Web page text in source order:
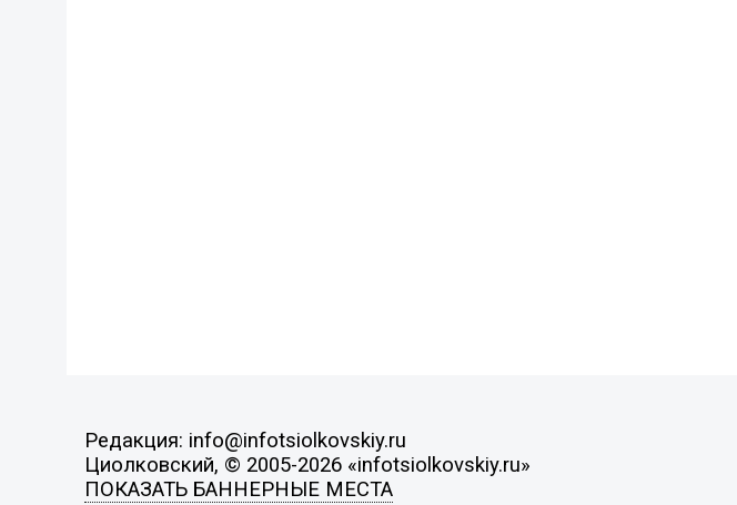
Редакция: info@infotsiolkovskiy.ru
Циолковский, © 2005-2026 «infotsiolkovskiy.ru»
ПОКАЗАТЬ БАННЕРНЫЕ МЕСТА